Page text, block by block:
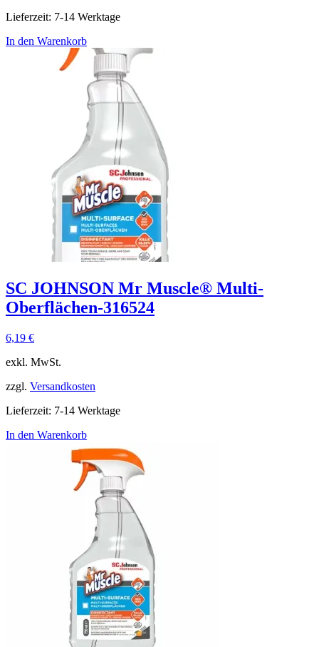
Lieferzeit: 7-14 Werktage
In den Warenkorb
SC JOHNSON Mr Muscle® Multi-
Oberflächen-316524
6,19 €
exkl. MwSt.
zzgl. Versandkosten
Lieferzeit: 7-14 Werktage
In den Warenkorb